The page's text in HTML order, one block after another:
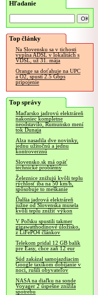
Hľadanie
Top články
Na Slovensku sa v tichosti
vypína ADSL v lokalitách s
VDSL, už 31. mája
Orange sa doťahuje na UPC
a O2, spustí 2.5 Gbps
pripojenie
Top správy
Maďarsko jadrovú elektráreň
nakoniec kompletne
neodstavilo, Rumunsko mení
tok Dunaja
Alza nasadila dve novinky,
jednu užitočnú a jednu
kontroverznú
Slovensko.sk má opäť
technické problémy
Železnice znižujú kvôli teplu
rýchlosť iba na 50 km/h,
spôsobuje to meškanie
Ďalšia jadrová elektráreň
južne od Slovenska musela
kvôli teplu znížiť výkon
V Poľsku spustili takmer
gigawatthodinové úložisko,
z LiFePO4 článkov
Telekom pridal 12 GB balík
pre Easy, chce zaň 12 eur
Súd zakázal samojazdiacim
Google taxíkom dobíjanie v
noci, rušili obyvateľov
NASA na diaľku na sonde
Voyager 2 úspešne znížila
spotrebu